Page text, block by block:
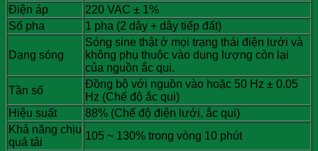
Điện áp
220 VAC ± 1%
Số pha
1 pha (2 dây + dây tiếp đất)
Dạng sóng
Sóng sine thật ở mọi trạng thái điện lưới và
không phụ thuộc vào dung lượng còn lại
của nguồn ắc qui.
Tần số
Đồng bộ với nguồn vào hoặc 50 Hz ± 0.05
Hz (Chế độ ắc qui)
Hiệu suất
88% (Chế độ điện lưới, ắc qui)
Khả năng chịu
quá tải
105 ~ 130% trong vòng 10 phút